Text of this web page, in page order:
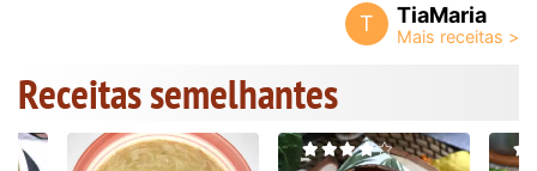
T TiaMaria
Receitas semelhantes